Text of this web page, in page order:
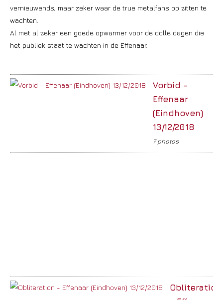
vernieuwends, maar zeker waar de true metalfans op zitten te
wachten.
Al met al zeker een goede opwarmer voor de dolle dagen die
het publiek staat te wachten in de Effenaar.
Vorbid –
Effenaar
(Eindhoven)
13/12/2018
7 photos
Obliteration